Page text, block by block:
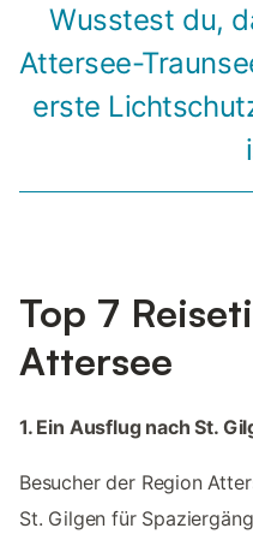
Wusstest du,
Attersee-
erste
Top 7
Attersee
1. Ein Ausflug nach St.
Besucher der Region
St. Gilgen für